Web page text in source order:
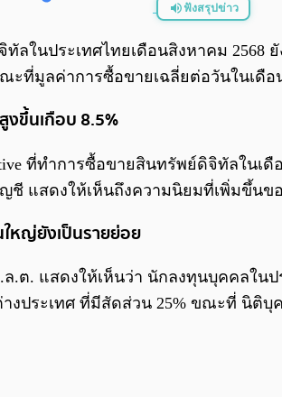
ฟังสรุปข่าว
ลในประเทศไทยเดือนสิงหาคม 2568
ะที่มูลค่าการซื้อขายเฉลี่ยต่อวันในเดื
ขึ้นเกือบ 8.5%
ที่ทำการซื้อขายสินทรัพย์ดิจิทัลในเดื
ชี แสดงให้เห็นถึงความนิยมที่เพิ่มขึ้นข
หญ่ยังเป็นรายย่อย
.ต. แสดงให้เห็นว่า นักลงทุนบุคคลใน
งประเทศ ที่มีสัดส่วน 25% ขณะที่ นิติบุ